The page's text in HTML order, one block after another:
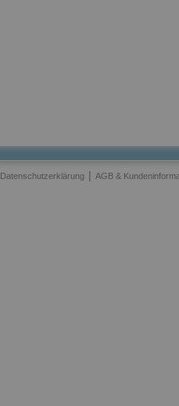
Datenschutzerklärung | AGB &